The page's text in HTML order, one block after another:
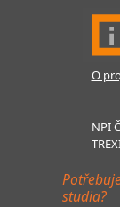
O
NPI
studia?